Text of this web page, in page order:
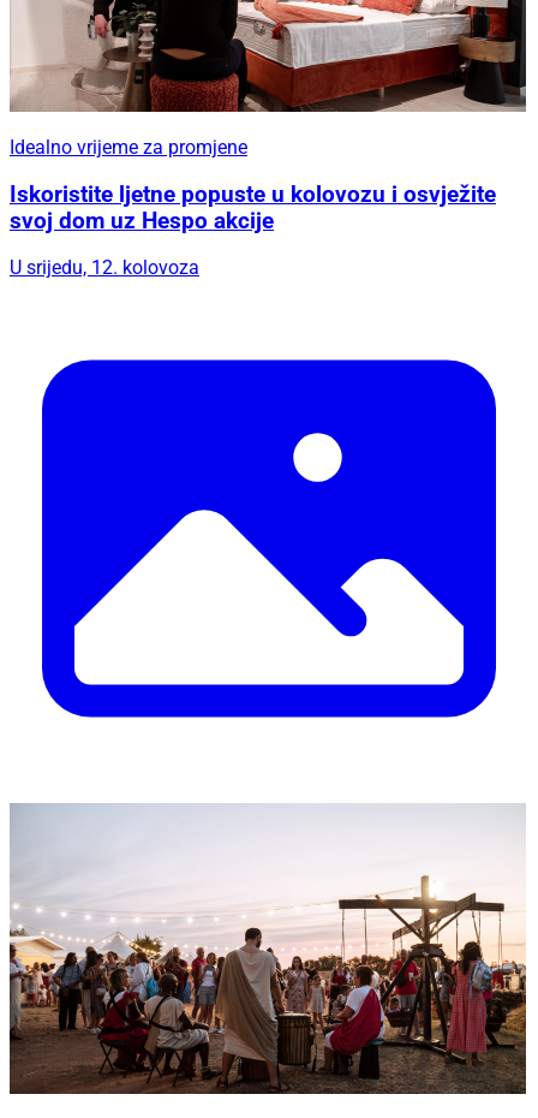
Idealno vrijeme za promjene
Iskoristite ljetne popuste u kolovozu i osvježite
svoj dom uz Hespo akcije
U srijedu, 12. kolovoza